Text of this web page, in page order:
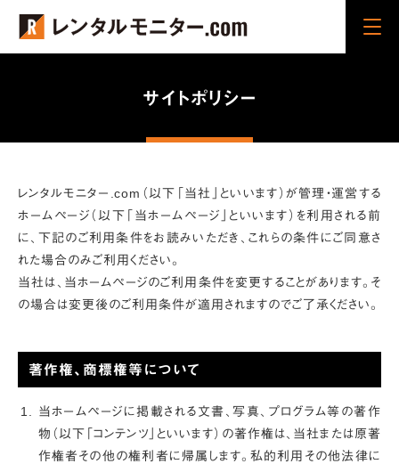
Cli
サイトポリシー
レンタルモニター.com（以下「当社」といいます）が管理・運営する
ホームページ（以下「当ホームページ」といいます）を利用される前
に、下記のご利用条件をお読みいただき、これらの条件にご同意さ
れた場合のみご利用ください。
当社は、当ホームページのご利用条件を変更することがあります。そ
の場合は変更後のご利用条件が適用されますのでご了承ください。
著作権、商標権等について
当ホームページに掲載される文書、写真、プログラム等の著作
物（以下「コンテンツ」といいます）の著作権は、当社または原著
作権者その他の権利者に帰属します。私的利用その他法律に